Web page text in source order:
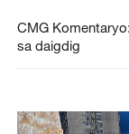
CMG
sa daigdig